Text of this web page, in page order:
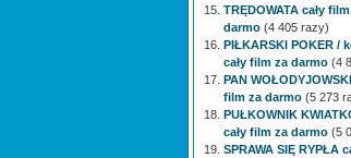
TRĘDOWATA cały
darmo (4 405 razy)
PIŁKARSKI POKER /
cały film za darmo (4
PAN
film za darmo (5 273
PUŁKOWNIK
cały film za darmo (5
SPRAWA SIĘ RYPŁA